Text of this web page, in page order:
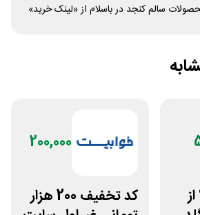
سالم کنجد در باسلام از «لینک خرید»
از
200,000
کد تخفیف 200 هزار